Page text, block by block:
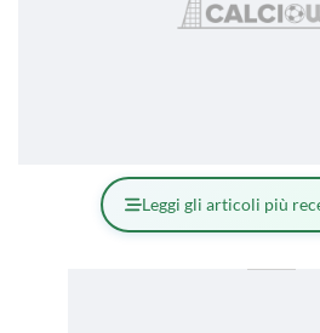
Leggi gli articoli più